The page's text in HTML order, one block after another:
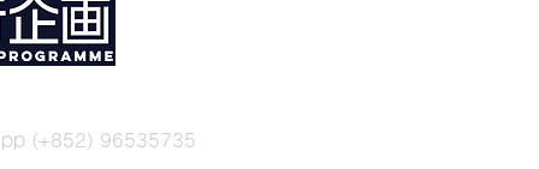
(+852) 96535735